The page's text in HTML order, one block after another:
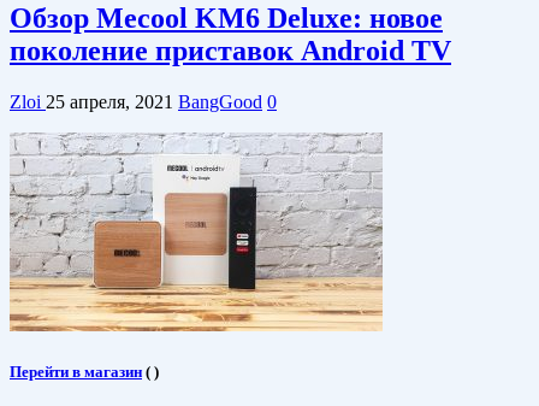
Обзор Mecool KM6 Deluxe: новое
поколение приставок Android TV
Zloi 25 апреля, 2021 BangGood 0
Перейти в магазин ( )